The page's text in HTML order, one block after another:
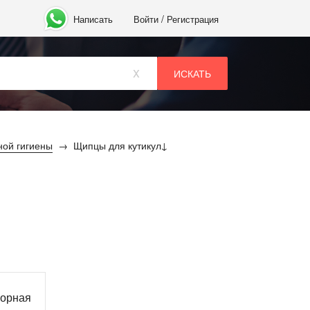
Написать Войти / Регистрация
x
гигиены Щипцы для кутикул